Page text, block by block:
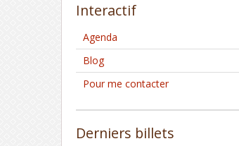
Interactif
Agenda
Blog
Pour me contacter
Derniers billets